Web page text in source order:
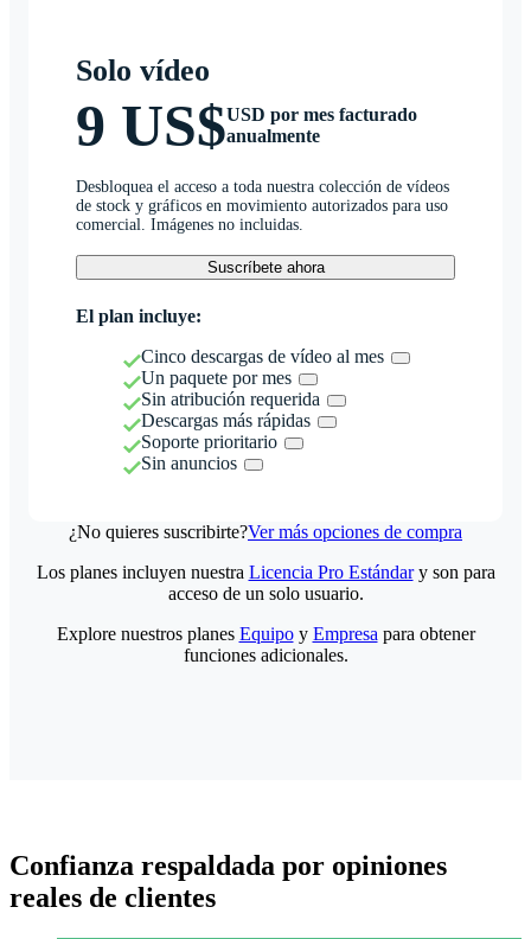
Solo vídeo
9 US$USD por mes facturado
anualmente
Desbloquea el acceso a toda nuestra colección de vídeos
de stock y gráficos en movimiento autorizados para uso
comercial. Imágenes no incluidas.
Suscríbete ahora
El plan incluye:
Cinco descargas de vídeo al mes
Un paquete por mes
Sin atribución requerida
Descargas más rápidas
Soporte prioritario
Sin anuncios
¿No quieres suscribirte?Ver más opciones de compra
Los planes incluyen nuestra Licencia Pro Estándary son para
acceso de un solo usuario.
Explore nuestros planes Equipoy Empresa para obtener
funciones adicionales.
Confianza respaldada por opiniones
reales de clientes